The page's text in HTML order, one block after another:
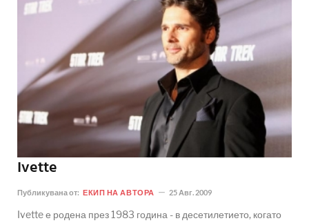
Ivette
Публикувана от: ЕКИП НА АВТОРА 25 Авг. 2009
Ivette е родена през 1983 година - в десетилетието, когато